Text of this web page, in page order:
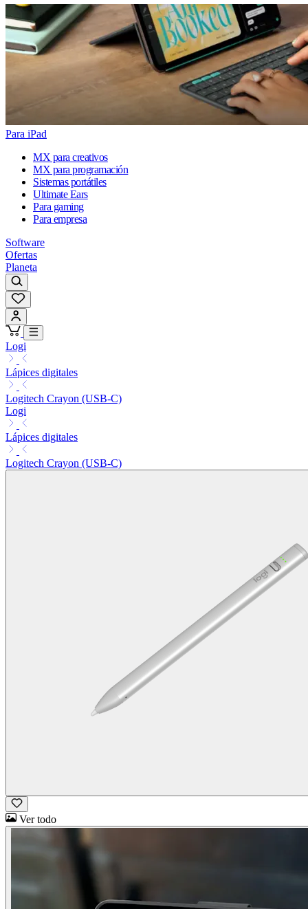
Para iPad
MX para creativos
MX para programación
Sistemas portátiles
Ultimate Ears
Para gaming
Para empresa
Software
Ofertas
Planeta
Logi
Lápices digitales
Logitech Crayon (USB-C)
Logi
Lápices digitales
Logitech Crayon (USB-C)
Ver todo